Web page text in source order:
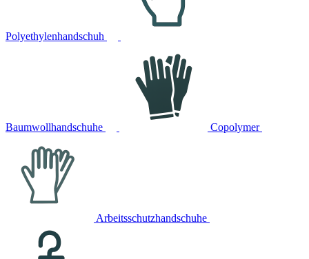
Polyethylenhandschuh
Baumwollhandschuhe Copolymer
Arbeitsschutzhandschuhe